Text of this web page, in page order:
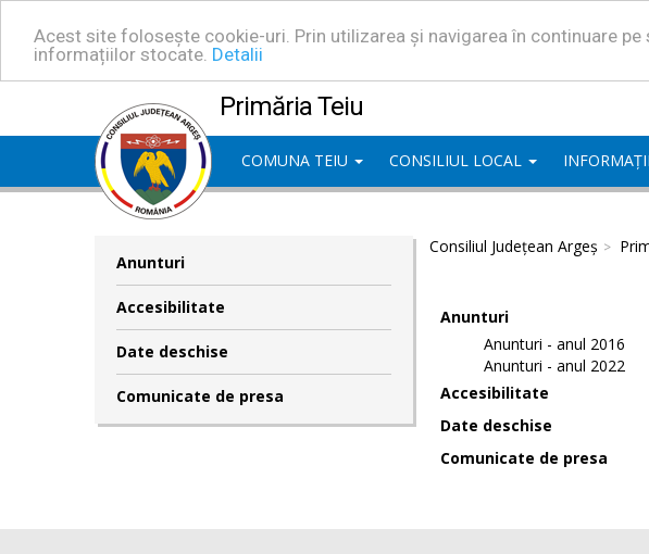
Acest site folosește cookie-uri. Prin utilizarea și navigarea în continuare
informațiilor stocate. Detalii
Primăria Teiu
COMUNA TEIU CONSILIUL LOCAL INFORMAȚII
Anunturi
Accesibilitate
Date deschise
Comunicate de presa
Consiliul Județean Argeș
Anunturi
Anunturi - anul 2016
Anunturi - anul 2022
Accesibilitate
Date deschise
Comunicate de presa